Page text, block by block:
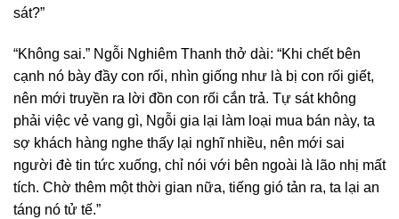
sát?”
“Không sai.” Ngỗi Nghiêm Thanh thở dài: “Khi chết bên
cạnh nó bày đầy con rối, nhìn giống như là bị con rối giết,
nên mới truyền ra lời đồn con rối cắn trả. Tự sát không
phải việc vẻ vang gì, Ngỗi gia lại làm loại mua bán này, ta
sợ khách hàng nghe thấy lại nghĩ nhiều, nên mới sai
người đè tin tức xuống, chỉ nói với bên ngoài là lão nhị mất
tích. Chờ thêm một thời gian nữa, tiếng gió tản ra, ta lại an
táng nó tử tế.”